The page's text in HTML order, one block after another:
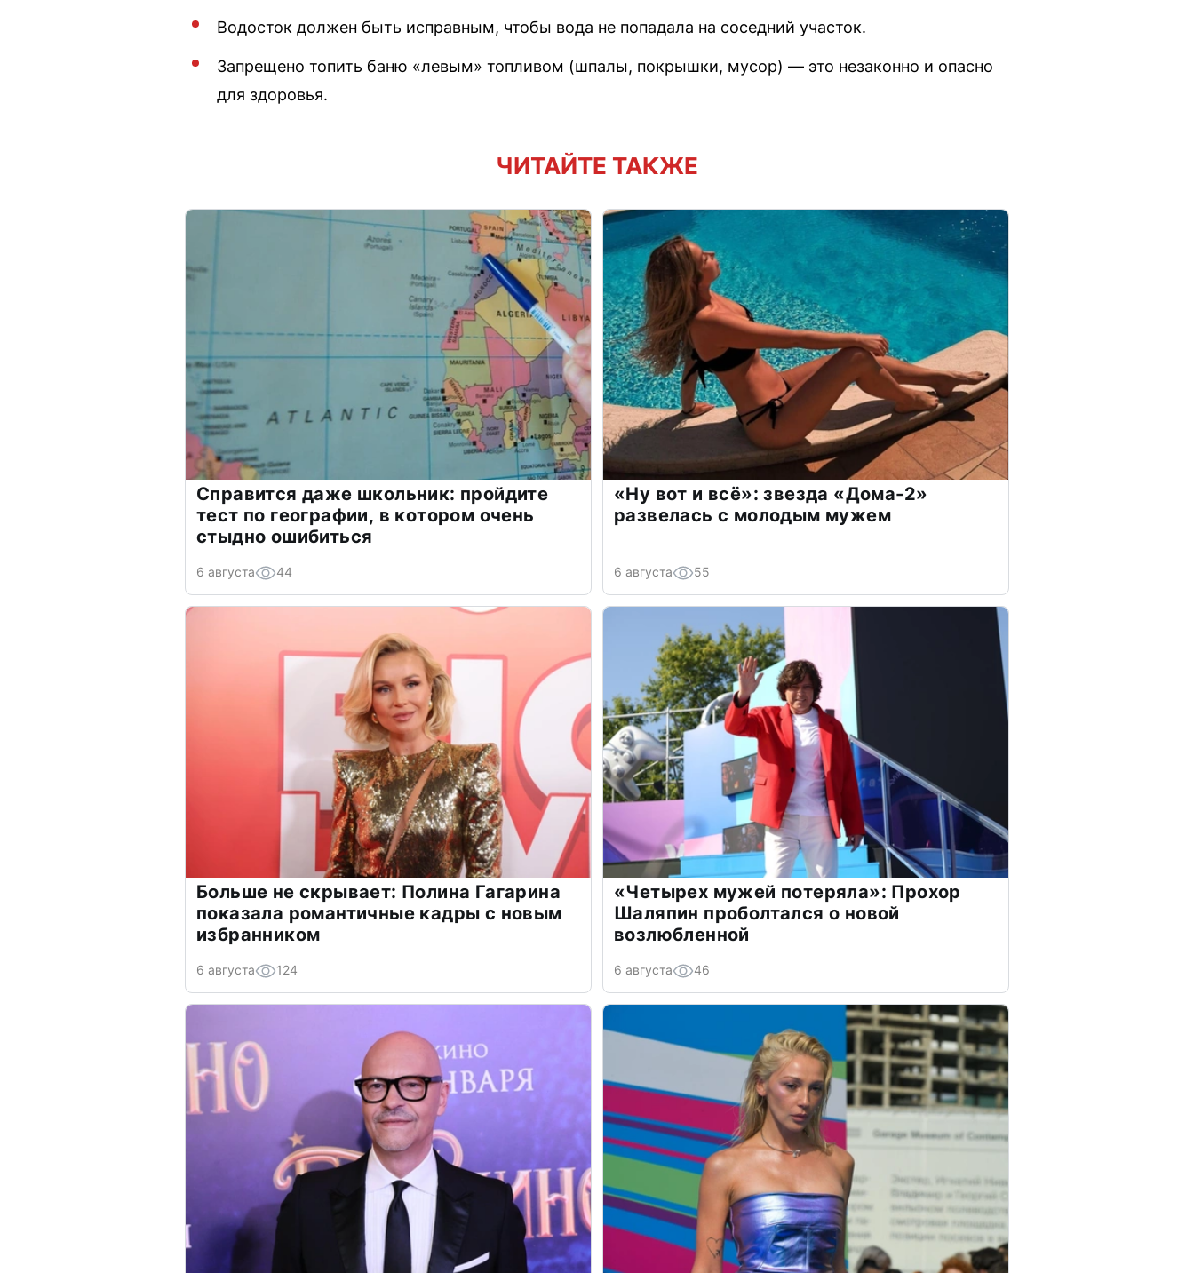
Водосток должен быть исправным, чтобы вода не попадала на соседний участок.
Запрещено топить баню «левым» топливом (шпалы, покрышки, мусор) — это незаконно и опасно
для здоровья.
ЧИТАЙТЕ ТАКЖЕ
Справится даже школьник: пройдите
тест по географии, в котором очень
стыдно ошибиться
6 августа 44
«Ну вот и всё»: звезда «Дома-2»
развелась с молодым мужем
6 августа 55
Больше не скрывает: Полина Гагарина
показала романтичные кадры с новым
избранником
6 августа 124
«Четырех мужей потеряла»: Прохор
Шаляпин проболтался о новой
возлюбленной
6 августа 46